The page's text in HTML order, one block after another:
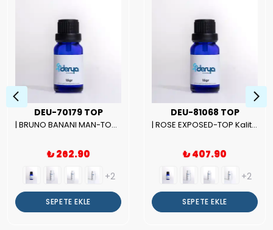
DEU-70179 TOP
| BRUNO BANANI MAN-TOP Kalite Erkek Parfüm Esansı.|
₺ 262.90
+2
SEPETE EKLE
DEU-81068 TOP
| ROSE EXPOSED-TOP Kalite Unısex Parfüm Esansı.|
₺ 407.90
+2
SEPETE EKLE